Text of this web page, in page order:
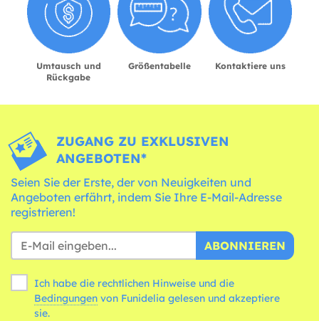
Umtausch und
Rückgabe
Größentabelle Kontaktiere uns
ZUGANG ZU EXKLUSIVEN
ANGEBOTEN*
Seien Sie der Erste, der von Neuigkeiten und
Angeboten erfährt, indem Sie Ihre E-Mail-Adresse
registrieren!
ABONNIEREN
Ich habe die rechtlichen Hinweise und die
Bedingungen
sie.